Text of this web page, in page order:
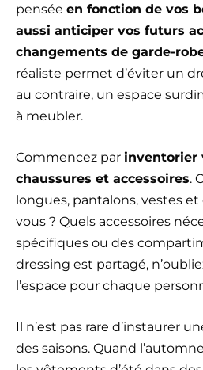
pensée en fonction de vos
aussi anticiper vos futurs
changements de garde-
réaliste permet d’éviter un
au contraire, un espace
à meubler.
Commencez par inventorier
chaussures et accessoires.
longues, pantalons, vestes
vous ? Quels accessoires
spécifiques ou des
dressing est partagé,
l’espace pour chaque
Il n’est pas rare d’instaurer
des saisons. Quand